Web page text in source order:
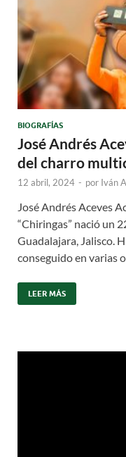
BIOGRAFÍAS
José Andrés
del charro
12 abril, 2024 - por Iván
José Andrés Aceves
“Chiringas” nació un
Guadalajara, Jalisco.
conseguido en varias
LEER MÁS